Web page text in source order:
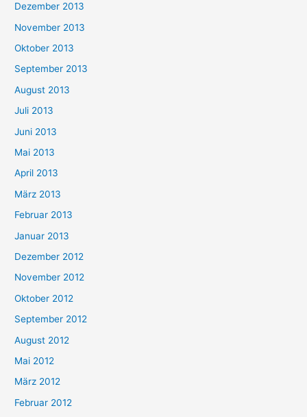
Dezember 2013
November 2013
Oktober 2013
September 2013
August 2013
Juli 2013
Juni 2013
Mai 2013
April 2013
März 2013
Februar 2013
Januar 2013
Dezember 2012
November 2012
Oktober 2012
September 2012
August 2012
Mai 2012
März 2012
Februar 2012